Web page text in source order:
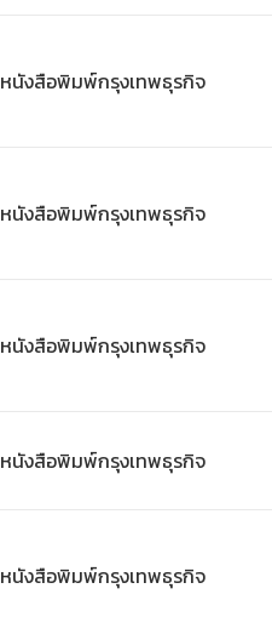
หนังสือพิมพ์กรุงเทพธุรกิจ
หนังสือพิมพ์กรุงเทพธุรกิจ
หนังสือพิมพ์กรุงเทพธุรกิจ
หนังสือพิมพ์กรุงเทพธุรกิจ
หนังสือพิมพ์กรุงเทพธุรกิจ